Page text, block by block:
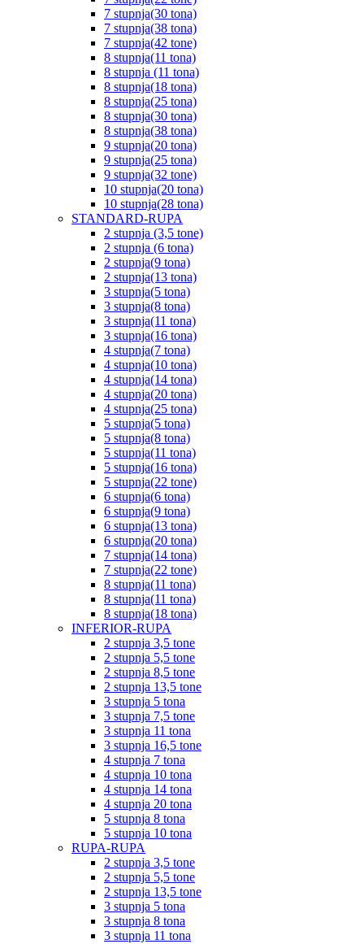
7 stupnja(30 tona)
7 stupnja(38 tona)
7 stupnja(42 tone)
8 stupnja(11 tona)
8 stupnja (11 tona)
8 stupnja(18 tona)
8 stupnja(25 tona)
8 stupnja(30 tona)
8 stupnja(38 tona)
9 stupnja(20 tona)
9 stupnja(25 tona)
9 stupnja(32 tone)
10 stupnja(20 tona)
10 stupnja(28 tona)
STANDARD-RUPA
2 stupnja (3,5 tone)
2 stupnja (6 tona)
2 stupnja(9 tona)
2 stupnja(13 tona)
3 stupnja(5 tona)
3 stupnja(8 tona)
3 stupnja(11 tona)
3 stupnja(16 tona)
4 stupnja(7 tona)
4 stupnja(10 tona)
4 stupnja(14 tona)
4 stupnja(20 tona)
4 stupnja(25 tona)
5 stupnja(5 tona)
5 stupnja(8 tona)
5 stupnja(11 tona)
5 stupnja(16 tona)
5 stupnja(22 tone)
6 stupnja(6 tona)
6 stupnja(9 tona)
6 stupnja(13 tona)
6 stupnja(20 tona)
7 stupnja(14 tona)
7 stupnja(22 tone)
8 stupnja(11 tona)
8 stupnja(11 tona)
8 stupnja(18 tona)
INFERIOR-RUPA
2 stupnja 3,5 tone
2 stupnja 5,5 tone
2 stupnja 8,5 tone
2 stupnja 13,5 tone
3 stupnja 5 tona
3 stupnja 7,5 tone
3 stupnja 11 tona
3 stupnja 16,5 tone
4 stupnja 7 tona
4 stupnja 10 tona
4 stupnja 14 tona
4 stupnja 20 tona
5 stupnja 8 tona
5 stupnja 10 tona
RUPA-RUPA
2 stupnja 3,5 tone
2 stupnja 5,5 tone
2 stupnja 13,5 tone
3 stupnja 5 tona
3 stupnja 8 tona
3 stupnja 11 tona